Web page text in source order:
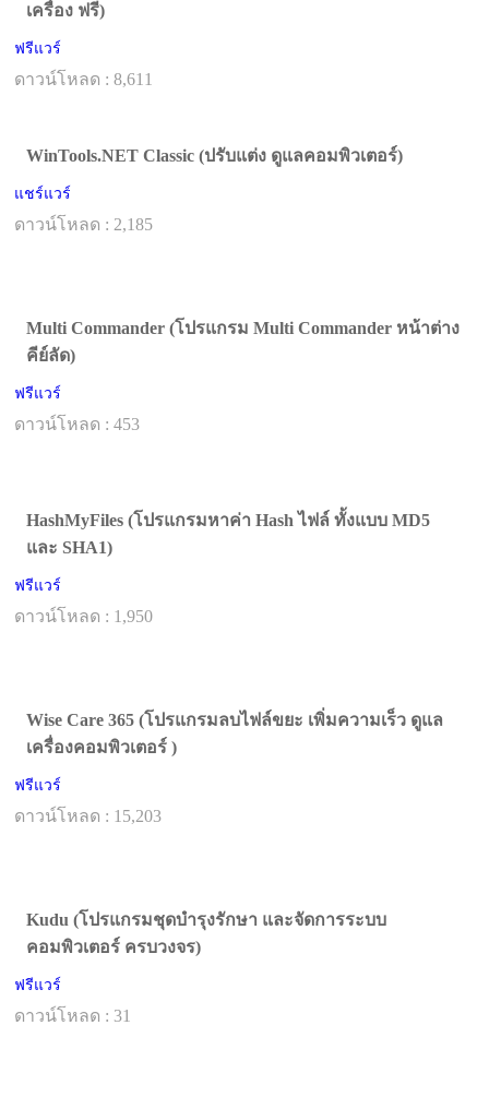
เครื่อง ฟรี)
ฟรีแวร์
ดาวน์โหลด : 8,611
WinTools.NET Classic (ปรับแต่ง ดูแลคอมพิวเตอร์)
แชร์แวร์
ดาวน์โหลด : 2,185
Multi Commander (โปรแกรม Multi Commander หน้าต่าง
คีย์ลัด)
ฟรีแวร์
ดาวน์โหลด : 453
HashMyFiles (โปรแกรมหาค่า Hash ไฟล์ ทั้งแบบ MD5
และ SHA1)
ฟรีแวร์
ดาวน์โหลด : 1,950
Wise Care 365 (โปรแกรมลบไฟล์ขยะ เพิ่มความเร็ว ดูแล
เครื่องคอมพิวเตอร์ )
ฟรีแวร์
ดาวน์โหลด : 15,203
Kudu (โปรแกรมชุดบำรุงรักษา และจัดการระบบ
คอมพิวเตอร์ ครบวงจร)
ฟรีแวร์
ดาวน์โหลด : 31